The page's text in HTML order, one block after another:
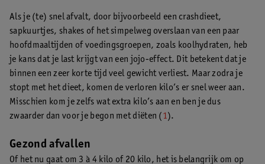
Als je (te) snel afvalt, door bijvoorbeeld een crashdieet,
sapkuurtjes, shakes of het simpelweg overslaan van een paar
hoofdmaaltijden of voedingsgroepen, zoals koolhydraten, heb
je kans dat je last krijgt van een jojo-effect. Dit betekent dat je
binnen een zeer korte tijd veel gewicht verliest. Maar zodra je
stopt met het dieet, komen de verloren kilo’s er snel weer aan.
Misschien kom je zelfs wat extra kilo’s aan en ben je dus
zwaarder dan voor je begon met diëten (1).
Gezond afvallen
Of het nu gaat om 3 à 4 kilo of 20 kilo, het is belangrijk om op